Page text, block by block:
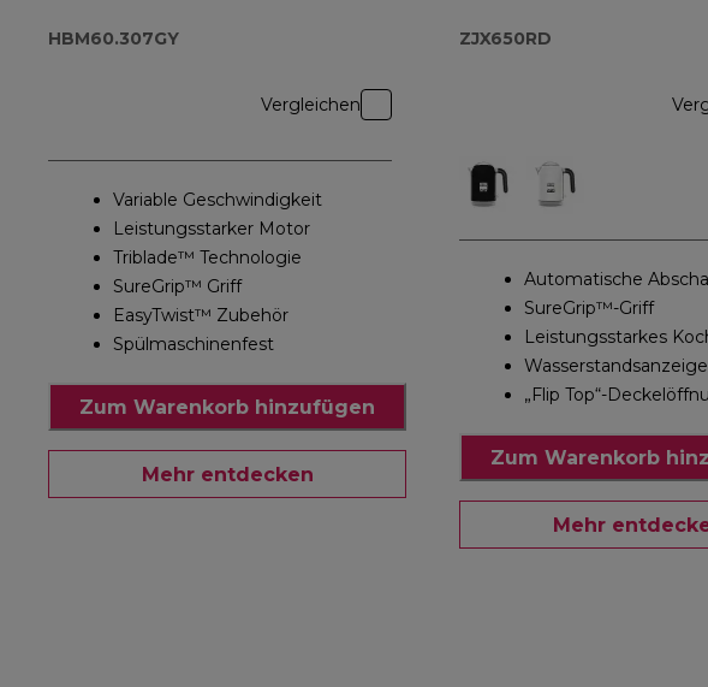
HBM60.307GY
Vergleichen
Variable Geschwindigkeit
Leistungsstarker Motor
Triblade™ Technologie
SureGrip™ Griff
EasyTwist™ Zubehör
Spülmaschinenfest
Zum Warenkorb hinzufügen
Mehr entdecken
ZJX650RD
Automatische
SureGrip™-Griff
Leistungsstarkes
Wasserstandsanzeige
„Flip Top“-
Zum Warenkorb
Mehr